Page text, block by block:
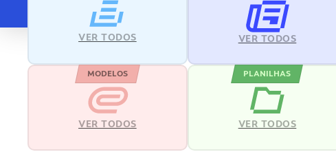
VER TODOS VER TODOS
MODELOS
VER TODOS
PLANILHAS
VER TODOS